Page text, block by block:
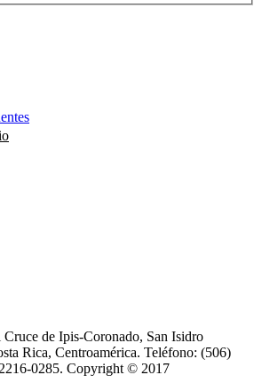
Cruce de Ipis-Coronado, San Isidro
Rica, Centroamérica. Teléfono: (506)
0285. Copyright © 2017